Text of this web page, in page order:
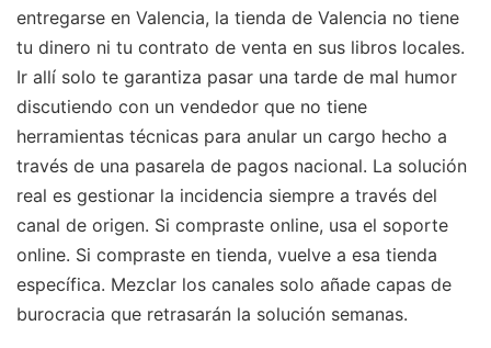
entregarse en Valencia, la tienda de Valencia no tiene
tu dinero ni tu contrato de venta en sus libros locales.
Ir allí solo te garantiza pasar una tarde de mal humor
discutiendo con un vendedor que no tiene
herramientas técnicas para anular un cargo hecho a
través de una pasarela de pagos nacional. La solución
real es gestionar la incidencia siempre a través del
canal de origen. Si compraste online, usa el soporte
online. Si compraste en tienda, vuelve a esa tienda
específica. Mezclar los canales solo añade capas de
burocracia que retrasarán la solución semanas.